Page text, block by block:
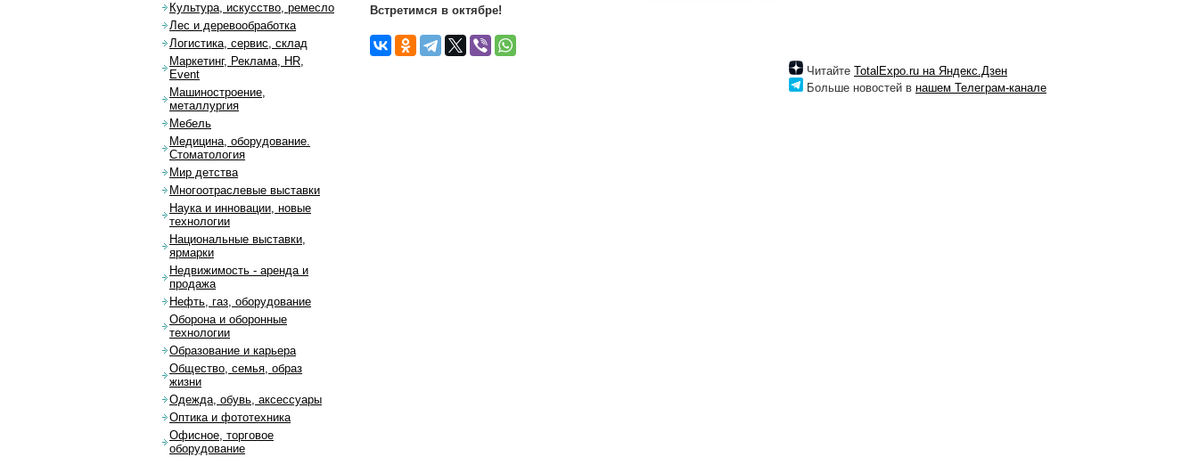
Встретимся в октябре!
Читайте TotalExpo.ru на Яндекс.Дзен
Больше новостей в нашем Телеграм-канале
Культура, искусство, ремесло
Лес и деревообработка
Логистика, сервис, склад
Маркетинг, Реклама, HR,
Event
Машиностроение,
металлургия
Мебель
Медицина, оборудование.
Стоматология
Мир детства
Многоотраслевые выставки
Наука и инновации, новые
технологии
Национальные выставки,
ярмарки
Недвижимость - аренда и
продажа
Нефть, газ, оборудование
Оборона и оборонные
технологии
Образование и карьера
Общество, семья, образ
жизни
Одежда, обувь, аксессуары
Оптика и фототехника
Офисное, торговое
оборудование